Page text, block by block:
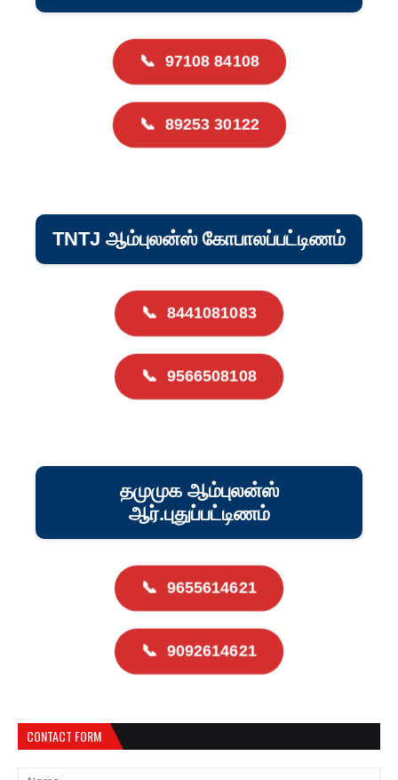
📞 97108 84108
📞 89253 30122
TNTJ ஆம்புலன்ஸ் கோபாலப்பட்டிணம்
📞 8441081083
📞 9566508108
தமுமுக ஆம்புலன்ஸ்
ஆர்.புதுப்பட்டிணம்
📞 9655614621
📞 9092614621
CONTACT FORM